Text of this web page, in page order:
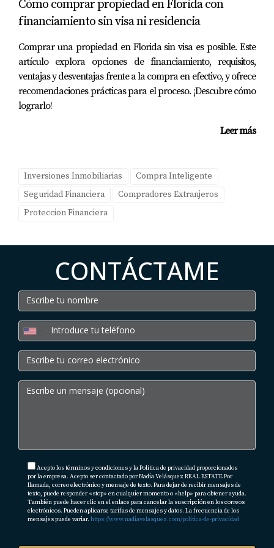
decisión dependerá de tus objetivos financieros, tu
complejidad administrativa. Si bien el camino más
sencillo puede parecer atractivo inicialmente, considera
las implicaciones a largo plazo antes de tomar tu
decisión final. Si estás listo para dar el siguiente paso en
tu viaje inmobiliario o simplemente deseas obtener más
información sobre cómo proteger tu inversión, no dudes
Preguntas Frecuentes
¿Es más seguro comprar propiedades a través de una
Sí, crear una LLC puede ofrecerte protección adicional
contra responsabilidades personales.
¿Cuáles son los costos asociados con la creación de una
LLC?
Los costos pueden variar según el estado donde
establezcas la LLC e incluyen tarifas de registro y
posibles honorarios legales.
Sí, pero algunas entidades financieras pueden tener
requisitos más estrictos para prestar a empresas en
comparación con individuos.
¿Qué tipo de propiedades puedo comprar a través de una
Cómo comprar propiedad en Florida con
financiamiento sin visa ni residencia
Comprar una propiedad en Florida sin visa es posible. Este
artículo explora opciones de financiamiento, requisitos,
ventajas y desventajas frente a la compra en efectivo, y ofrece
recomendaciones prácticas para el proceso. ¡Descubre cómo
lograrlo!
Leer más
Inversiones Inmobiliarias
Compra Inteligente
Seguridad Financiera
Compradores Extranjeros
Proteccion Financiera
CONTÁCTAME
Acepto los términos y condiciones y la Política de privacidad proporcionados
por la empresa. Acepto ser contactado por Nadia Velásquez REAL ESTATE Por
llamada, correo electrónico y mensaje de texto. Para dejar de recibir mensajes de
texto, puede responder «stop» en cualquier momento o «help» para obtener ayuda.
También puede hacer clic en el enlace para cancelar la suscripción en los correos
electrónicos. Pueden aplicarse tarifas de mensajes y datos. La frecuencia de los
mensajes puede variar. https://www.nadiavelasquez.com/politica-de-privacidad